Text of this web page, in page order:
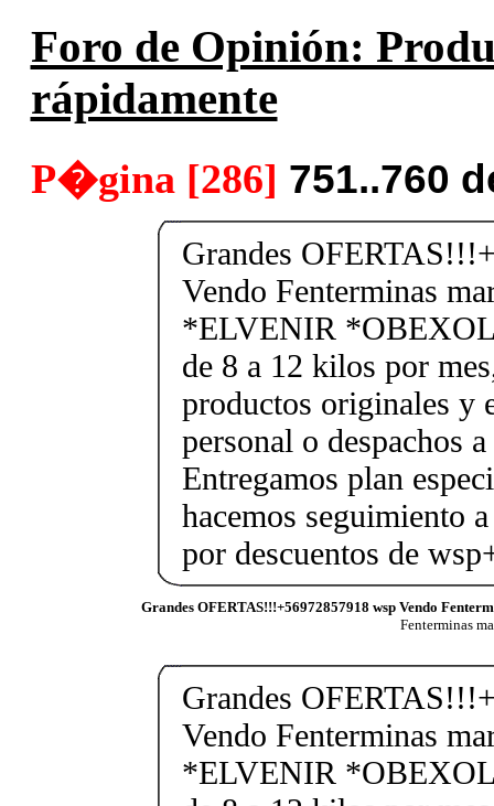
Foro de Opinión:
rápidamente
P�gina [286] 751..760
Grandes
Vendo Fenterminas
*ELVENIR
de 8 a 12 kilos por
productos originales y
personal o despachos
Entregamos plan
hacemos seguimiento
por descuentos de
Grandes OFERTAS!!!+56972857918 wsp Vendo
Fenterminas
Grandes
Vendo Fenterminas
*ELVENIR